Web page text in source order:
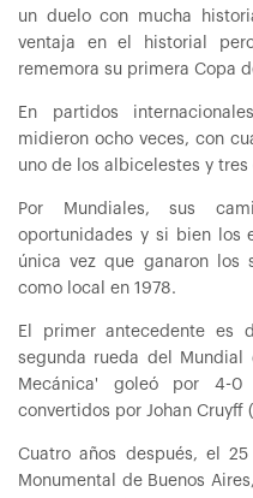
un duelo con mucha
ventaja en el historial
rememora su primera Copa
En partidos
midieron ocho veces, con
uno de los albicelestes y tres
Por Mundiales, sus
oportunidades y si bien los
única vez que ganaron los
como local en 1978.
El primer antecedente
segunda rueda del Mundial
Mecánica' goleó por 4-0
convertidos por Johan Cruyff
Cuatro años después, el
Monumental de Buenos